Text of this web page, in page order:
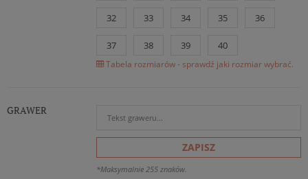
32 33 34 35 36
37 38 39 40
Tabela rozmiarów - sprawdź jaki rozmiar wybrać.
GRAWER
ZAPISZ
*Maksymalnie 255 znaków.